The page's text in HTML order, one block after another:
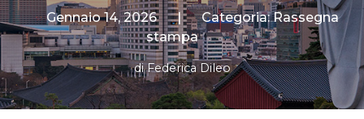
Gennaio 14, 2026 | Categoria:Rassegna
stampa
diFederica Dileo